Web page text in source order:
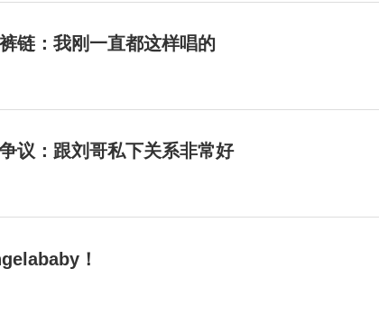
链：我刚一直都这样唱的
议：跟刘哥私下关系非常好
！